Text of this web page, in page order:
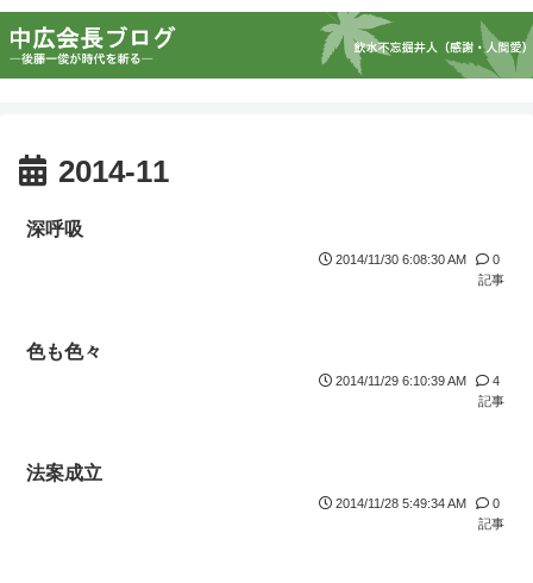
2014-11
深呼吸
2014/11/30 6:08:30 AM
0
記事
色も色々
2014/11/29 6:10:39 AM
4
記事
法案成立
2014/11/28 5:49:34 AM
0
記事